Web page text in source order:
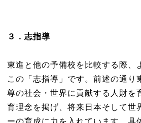
３．志指導
東進と他の予備校を比較する際、
この「志指導」です。前述の通り
尊の社会・世界に貢献する人財を
育理念を掲げ、将来日本そして世
ーの育成に力を入れています。具